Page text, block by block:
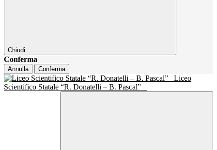
Chiudi
Conferma
Annulla Conferma
Liceo
Scientifico Statale “R. Donatelli – B. Pascal”